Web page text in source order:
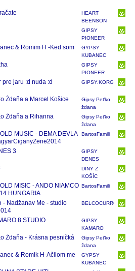
HEART
BEENSON
...BAND
GIPSY
PIONEER
& Romim H -Ked som
GYPSY
KUBANEC
ZDIEĽAJ
GIPSY
PIONEER
pre jaru :d nuda :d GIPSY.KORG.PA.1X.
Ždaňa a Marcel Košice
Gipsy Peťko
ždana
Ždaňa a Rihanna
Gipsy Peťko
ždana
MUSIC - DEMA DEVLA
BartosFamili
3
GIPSY
DENES
DINY Z
KOŠÍC
MISIC - ANDO NIAMCO
HUNGARIA
BartosFamili
- Nadžanav Me - studio
BELCOCURRO
8 STUDIO
GIPSY
KAMARO
MALČICE
Ždaňa - Krásna pesničká
Gipsy Peťko
ždana
& Romik H-Ačilom me
GYPSY
KUBANEC